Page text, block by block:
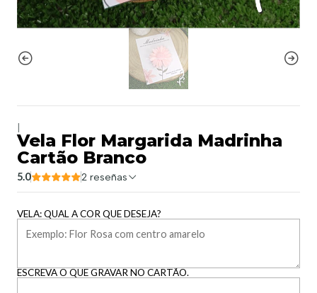
Vela Flor Margarida Madrinha
Cartão Branco
5.0 2 reseñas
VELA: QUAL A COR QUE DESEJA?
ESCREVA O QUE GRAVAR NO CARTÃO.